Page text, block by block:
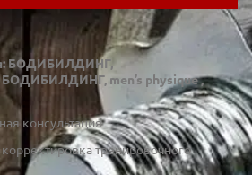
БОДИБИЛДИНГ,
men’s physique ,
консультация
тренировочного